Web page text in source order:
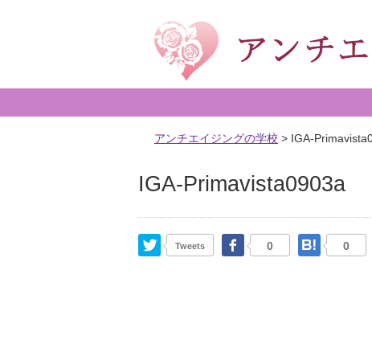
アンチエイジングの学校 > IGA-
IGA-Primavista0903a
Tweets
Twitter 0
Facebook 0
はてな